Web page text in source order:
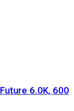
6.0K, 600